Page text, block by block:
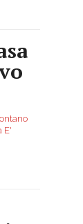
E'